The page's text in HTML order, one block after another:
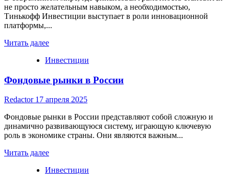
не просто желательным навыком, а необходимостью,
Тинькофф Инвестиции выступает в роли инновационной
платформы,...
Читать далееRead
about
Инвестиции:
Обзор,
Преимущества
Недостатки
Инвестиции
Фондовые рынки в России
Redactor 17 апреля 2025
Фондовые рынки в России представляют собой сложную и
динамично развивающуюся систему, играющую ключевую
роль в экономике страны. Они являются важным...
Читать далееRead
about
Инвестиции